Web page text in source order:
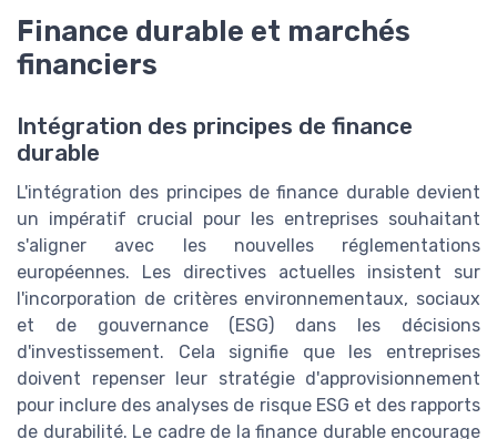
Finance durable et marchés
financiers
Intégration des principes de finance
durable
L'intégration des principes de finance durable devient
un impératif crucial pour les entreprises souhaitant
s'aligner avec les nouvelles réglementations
européennes. Les directives actuelles insistent sur
l'incorporation de critères environnementaux, sociaux
et de gouvernance (ESG) dans les décisions
d'investissement. Cela signifie que les entreprises
doivent repenser leur stratégie d'approvisionnement
pour inclure des analyses de risque ESG et des rapports
de durabilité. Le cadre de la finance durable encourage